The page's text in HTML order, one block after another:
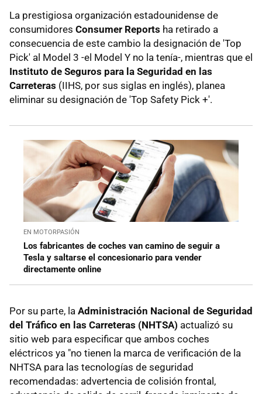
La prestigiosa organización estadounidense de
consumidores Consumer Reports ha retirado a
consecuencia de este cambio la designación de 'Top
Pick' al Model 3 -el Model Y no la tenía-, mientras que el
Instituto de Seguros para la Seguridad en las
Carreteras (IIHS, por sus siglas en inglés), planea
eliminar su designación de 'Top Safety Pick +'.
EN MOTORPASIÓN
Los fabricantes de coches van camino de seguir a
Tesla y saltarse el concesionario para vender
directamente online
Por su parte, la Administración Nacional de Seguridad
del Tráfico en las Carreteras (NHTSA) actualizó su
sitio web para especificar que ambos coches
eléctricos ya "no tienen la marca de verificación de la
NHTSA para las tecnologías de seguridad
recomendadas: advertencia de colisión frontal,